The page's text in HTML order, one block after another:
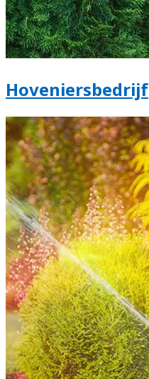
Hoveniersbedrijf